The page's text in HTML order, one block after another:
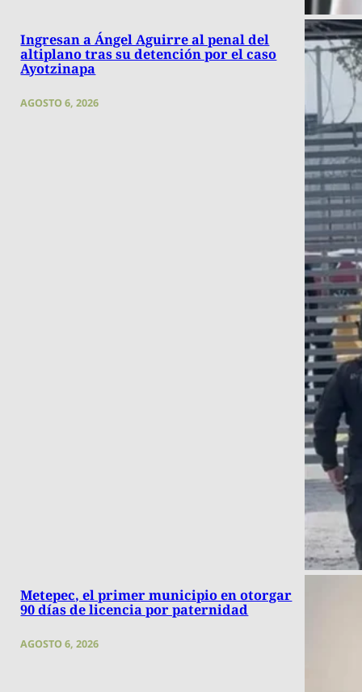
Ingresan a Ángel Aguirre al penal del
altiplano tras su detención por el caso
Ayotzinapa
AGOSTO 6, 2026
Metepec, el primer municipio en otorgar
90 días de licencia por paternidad
AGOSTO 6, 2026